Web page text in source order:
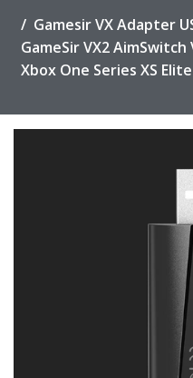
Gamesir VX Adapter
GameSir VX2
Xbox One Series XS